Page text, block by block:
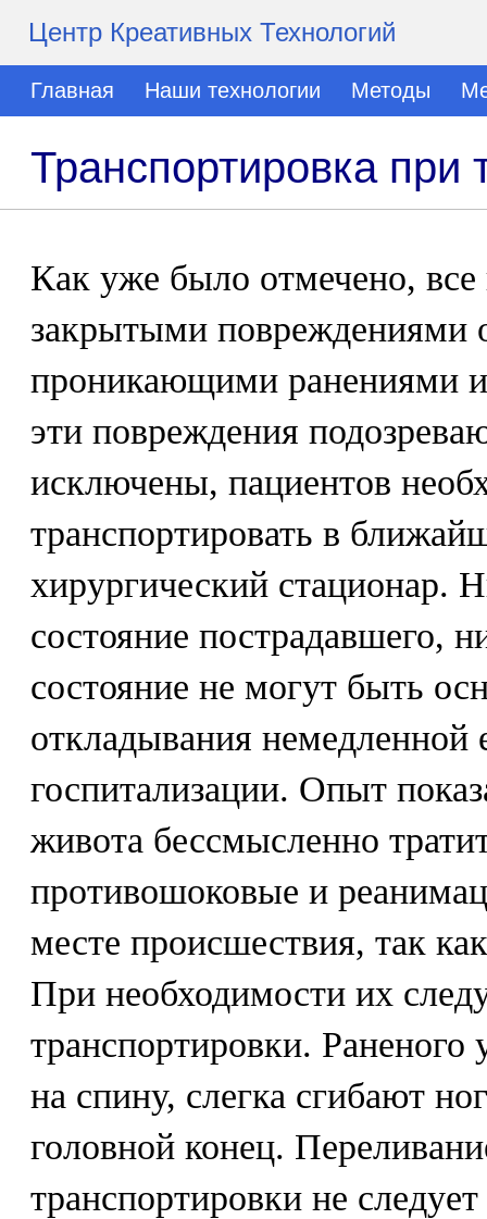
Центр Креативных Технологий
Главная Наши технологии Методы
Транспортировка при
Как уже было отмечено, все
закрытыми повреждениями
проникающими ранениями и
эти повреждения
исключены, пациентов
транспортировать в
хирургический стационар.
состояние пострадавшего,
состояние не могут быть
откладывания немедленной
госпитализации. Опыт
живота бессмысленно
противошоковые и
месте происшествия, так
При необходимости их
транспортировки.
на спину, слегка сгибают
головной конец.
транспортировки не